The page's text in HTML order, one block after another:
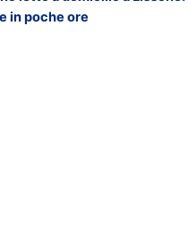
in poche ore